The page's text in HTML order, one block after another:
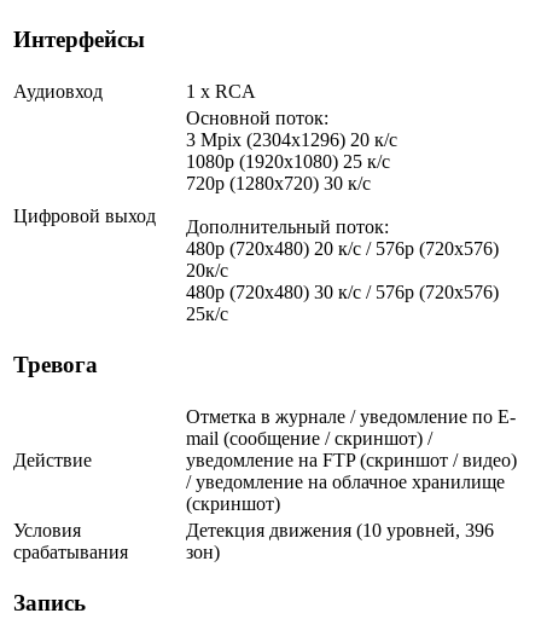
Интерфейсы
Аудиовход 1 х RCA
Цифровой выход
Основной поток:
3 Mpix (2304x1296) 20 к/с
1080p (1920x1080) 25 к/с
720p (1280x720) 30 к/с
Дополнительный поток:
480p (720x480) 20 к/с / 576p (720x576)
20к/с
480p (720x480) 30 к/с / 576p (720x576)
25к/с
Тревога
Действие
Отметка в журнале / уведомление по E-
mail (сообщение / скриншот) /
уведомление на FTP (скриншот / видео)
/ уведомление на облачное хранилище
(скриншот)
Условия
срабатывания
Детекция движения (10 уровней, 396
зон)
Запись